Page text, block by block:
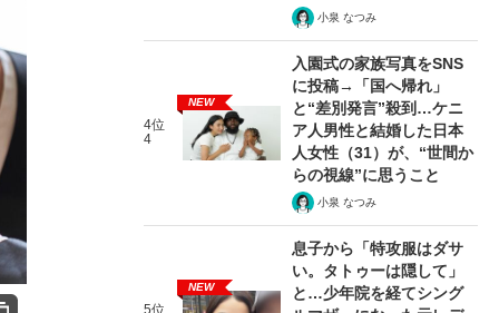
小泉 なつみ
4位
4
NEW
入園式の家族写真をSNS
に投稿→「国へ帰れ」
と“差別発言”殺到…ケニ
ア人男性と結婚した日本
人女性（31）が、“世間か
らの視線”に思うこと
小泉 なつみ
NEW
息子から「特攻服はダサ
い。タトゥーは隠して」
と…少年院を経てシング